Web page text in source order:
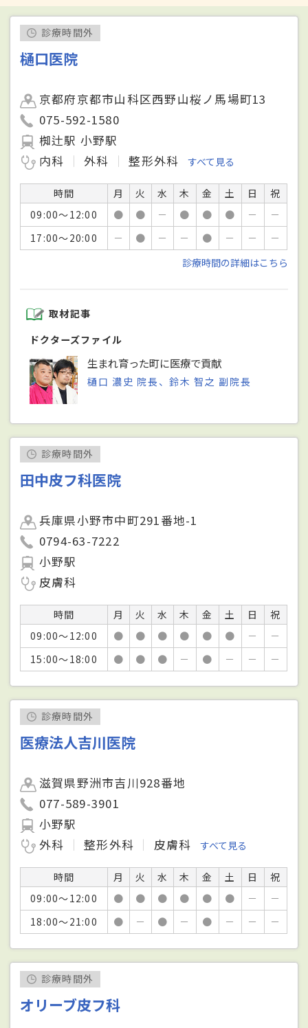
診療時間外
樋口医院
京都府京都市山科区西野山桜ノ馬場町13
075-592-1580
椥辻駅 小野駅
内科
外科 整形外科 すべて見る
時間 月 火 水 木 金 土 日
祝
09:00～12:00
● ● － ● ● ● －
－
17:00～20:00
－ ● － － ● － －
－
診療時間の詳細はこちら
取材記事
ドクターズファイル
生まれ育った町に医療で貢献
樋口 濃史 院長、鈴木 智之 副院長
診療時間外
田中皮フ科医院
兵庫県小野市中町291番地-1
0794-63-7222
小野駅
皮膚科
時間 月 火 水 木 金 土 日
祝
09:00～12:00
● ● ● ● ● ● －
－
15:00～18:00
● ● ● － ● － － －
診療時間外
医療法人吉川医院
滋賀県野洲市吉川928番地
077-589-3901
小野駅
外科
整形外科 皮膚科 すべて見る
時間 月 火 水 木 金 土 日
祝
09:00～12:00
● ● ● ● ● ● －
－
18:00～21:00
● － ● － ● － － －
診療時間外
オリーブ皮フ科